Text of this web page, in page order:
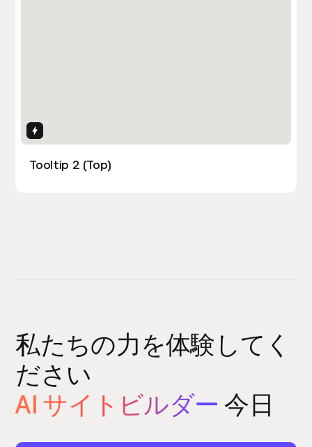
Tooltip 2 (Top)
私たちの力を体験してく
ださい
AI サイトビルダー 今日